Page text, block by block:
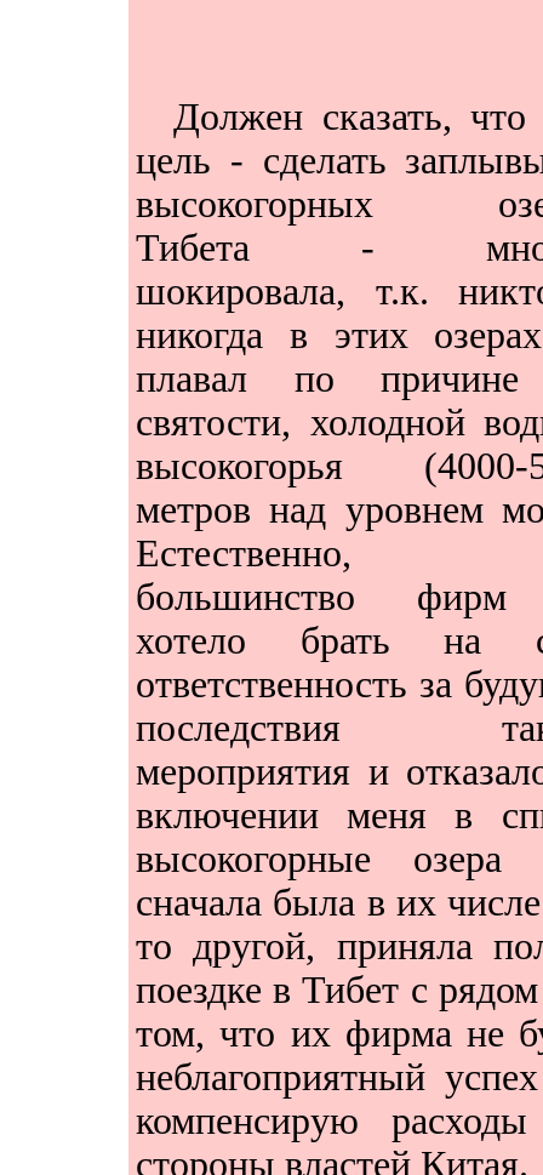
Должен сказать, что
цель - сделать
высокогорных
Тибета -
шокировала, т.к.
никогда в этих
плавал по
святости, холодной
высокогорья (4000-
метров над уровнем
Естественно,
большинство
хотело брать на
ответственность за
последствия
мероприятия и
включении меня в
высокогорные
сначала была в их
то другой, приняла
поездке в Тибет с
том, что их фирма не
неблагоприятный
компенсирую
стороны властей Китая.